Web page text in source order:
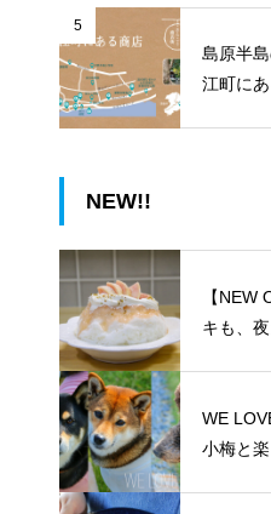
5
島原半
江町に
NEW!!
【NEW
キも、
WE
小梅と